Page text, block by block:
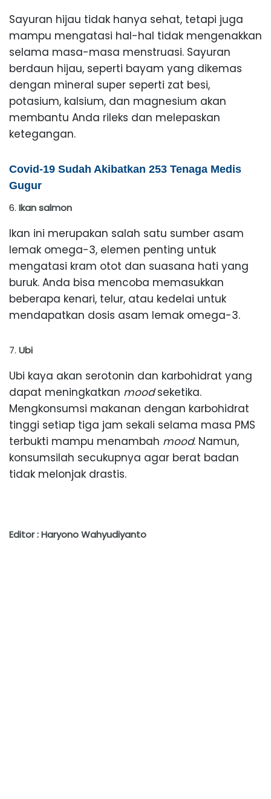
Sayuran hijau tidak hanya sehat, tetapi juga
mampu mengatasi hal-hal tidak mengenakkan
selama masa-masa menstruasi. Sayuran
berdaun hijau, seperti bayam yang dikemas
dengan mineral super seperti zat besi,
potasium, kalsium, dan magnesium akan
membantu Anda rileks dan melepaskan
ketegangan.
Covid-19 Sudah Akibatkan 253 Tenaga Medis
Gugur
Ikan salmon
Ikan ini merupakan salah satu sumber asam
lemak omega-3, elemen penting untuk
mengatasi kram otot dan suasana hati yang
buruk. Anda bisa mencoba memasukkan
beberapa kenari, telur, atau kedelai untuk
mendapatkan dosis asam lemak omega-3.
Ubi
Ubi kaya akan serotonin dan karbohidrat yang
dapat meningkatkan moodseketika.
Mengkonsumsi makanan dengan karbohidrat
tinggi setiap tiga jam sekali selama masa PMS
terbukti mampu menambah mood. Namun,
konsumsilah secukupnya agar berat badan
tidak melonjak drastis.
Editor : Haryono Wahyudiyanto